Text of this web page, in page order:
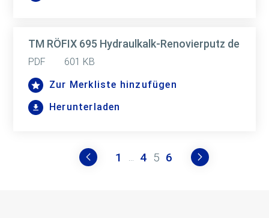
TM RÖFIX 695 Hydraulkalk-Renovierputz de
PDF
601 KB
Zur Merkliste hinzufügen
Herunterladen
1 ... 4 5 6